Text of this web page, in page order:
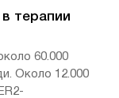
терапии
60.000
Около 12.000